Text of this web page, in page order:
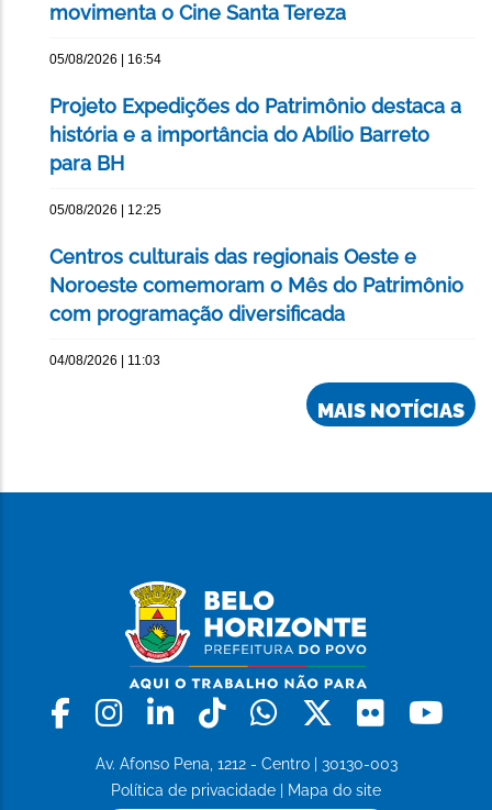
movimenta o Cine Santa Tereza
05/08/2026 | 16:54
Projeto Expedições do Patrimônio destaca a
história e a importância do Abílio Barreto
para BH
05/08/2026 | 12:25
Centros culturais das regionais Oeste e
Noroeste comemoram o Mês do Patrimônio
com programação diversificada
04/08/2026 | 11:03
MAIS NOTÍCIAS
Facebook
Instagram
LinkedinTiktokWhatsapp
X Flickr
Av. Afonso Pena, 1212 - Centro | 30130-003
Política de privacidade
Mapa do site